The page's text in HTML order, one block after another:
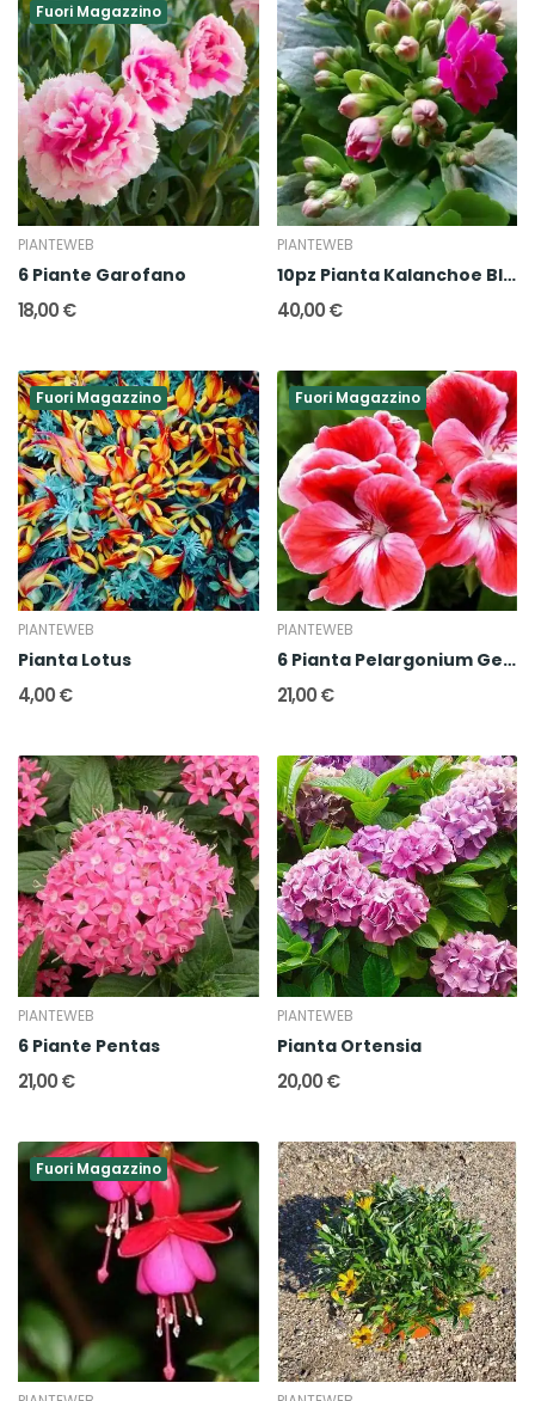
Fuori Magazzino
PIANTEWEB
6 Piante Garofano
18,00 €
PIANTEWEB
10pz Pianta Kalanchoe Blossfeldiana
40,00 €
Fuori Magazzino
PIANTEWEB
Pianta Lotus
4,00 €
Fuori Magazzino
PIANTEWEB
6 Pianta Pelargonium Geraneo Macranta
21,00 €
PIANTEWEB
6 Piante Pentas
21,00 €
PIANTEWEB
Pianta Ortensia
20,00 €
Fuori Magazzino